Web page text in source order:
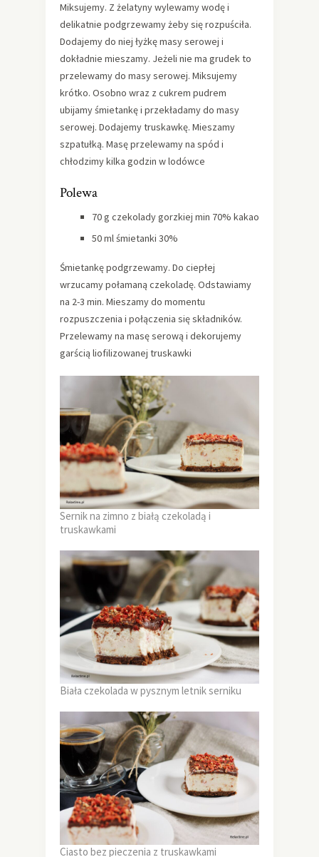
Miksujemy. Z żelatyny wylewamy wodę i
delikatnie podgrzewamy żeby się rozpuściła.
Dodajemy do niej łyżkę masy serowej i
dokładnie mieszamy. Jeżeli nie ma grudek to
przelewamy do masy serowej. Miksujemy
krótko. Osobno wraz z cukrem pudrem
ubijamy śmietankę i przekładamy do masy
serowej. Dodajemy truskawkę. Mieszamy
szpatułką. Masę przelewamy na spód i
chłodzimy kilka godzin w lodówce
Polewa
70 g czekolady gorzkiej min 70% kakao
50 ml śmietanki 30%
Śmietankę podgrzewamy. Do ciepłej
wrzucamy połamaną czekoladę. Odstawiamy
na 2-3 min. Mieszamy do momentu
rozpuszczenia i połączenia się składników.
Przelewamy na masę serową i dekorujemy
garścią liofilizowanej truskawki
Sernik na zimno z białą czekoladą i
truskawkami
Biała czekolada w pysznym letnik serniku
Ciasto bez pieczenia z truskawkami